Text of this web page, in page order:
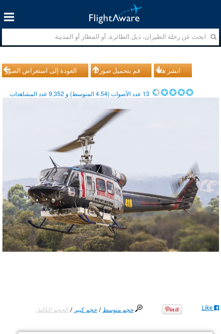
العودة إلى استعراض الصور قم بتحميل صورك انشر هذا
13 عدد الأصوات (4.54المتوسط) و 9,352عدد المشاهدات
حجم متوسط /حجم كبير / الحجم الكامل Like